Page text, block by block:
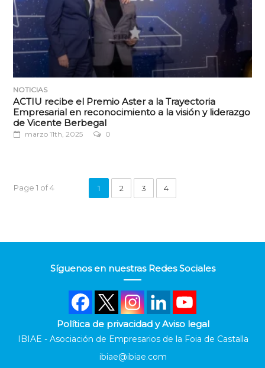
NOTICIAS
ACTIU recibe el Premio Aster a la Trayectoria
Empresarial en reconocimiento a la visión y liderazgo
de Vicente Berbegal
marzo 11th, 2025 0
Page 1 of 4 1 2 3 4
Síguenos en nuestras Redes Sociales
Política de privacidad y Aviso legal
IBIAE - Asociación de Empresarios de la Foia de Castalla
ibiae@ibiae.com